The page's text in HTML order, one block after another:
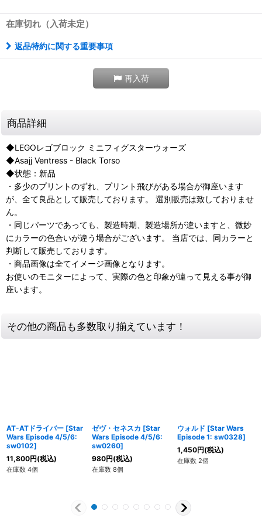
在庫切れ（入荷未定）
返品特約に関する重要事項
再入荷
商品詳細
◆LEGOレゴブロック ミニフィグスターウォーズ
◆Asajj Ventress - Black Torso
◆状態：新品
・多少のプリントのずれ、プリント飛びがある場合が御座います
が、全て良品として販売しております。 選別販売は致しておりませ
ん。
・同じパーツであっても、製造時期、製造場所が違いますと、微妙
にカラーの色合いが違う場合がございます。 当店では、同カラーと
判断して販売しております。
・商品画像は全てイメージ画像となります。
お使いのモニターによって、実際の色と印象が違って見える事が御
座います。
その他の商品も多数取り揃えています！
AT-ATドライバー [Star
Wars Episode 4/5/6:
sw0102]
11,800円(税込)
在庫数 4個
ゼヴ・セネスカ [Star
Wars Episode 4/5/6:
sw0260]
980円(税込)
在庫数 8個
ウォルド [Star Wars
Episode 1: sw0328]
1,450円(税込)
在庫数 2個